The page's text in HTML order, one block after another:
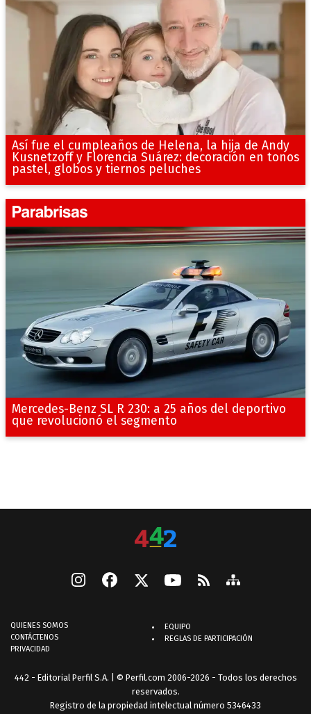
Así fue el cumpleaños de Helena, la hija de Andy
Kusnetzoff y Florencia Suárez: decoración en tonos
pastel, globos y tiernos peluches
Mercedes-Benz SL R 230: a 25 años del deportivo
que revolucionó el segmento
QUIENES SOMOS
CONTÁCTENOS
PRIVACIDAD
EQUIPO
REGLAS DE PARTICIPACIÓN
442 - Editorial Perfil S.A. | © Perfil.com 2006-2026 - Todos los derechos
reservados.
Registro de la propiedad intelectual número 5346433